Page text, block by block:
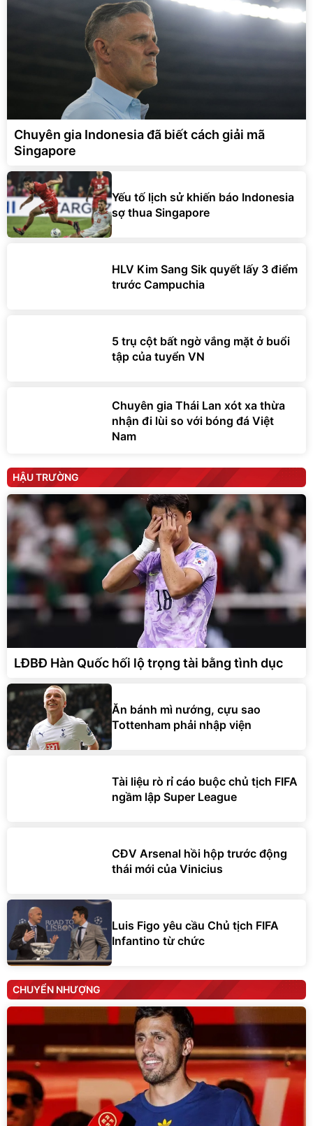
Chuyên gia Indonesia đã biết cách giải mã
Singapore
Yếu tố lịch sử khiến báo Indonesia
sợ thua Singapore
HLV Kim Sang Sik quyết lấy 3 điểm
trước Campuchia
5 trụ cột bất ngờ vắng mặt ở buổi
tập của tuyển VN
Chuyên gia Thái Lan xót xa thừa
nhận đi lùi so với bóng đá Việt
Nam
HẬU TRƯỜNG
LĐBĐ Hàn Quốc hối lộ trọng tài bằng tình dục
Ăn bánh mì nướng, cựu sao
Tottenham phải nhập viện
Tài liệu rò rỉ cáo buộc chủ tịch FIFA
ngầm lập Super League
CĐV Arsenal hồi hộp trước động
thái mới của Vinicius
Luis Figo yêu cầu Chủ tịch FIFA
Infantino từ chức
CHUYỂN NHƯỢNG